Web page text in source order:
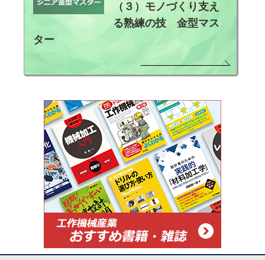
（３）モノづくり支え
る熟練の技 金型マス
ター